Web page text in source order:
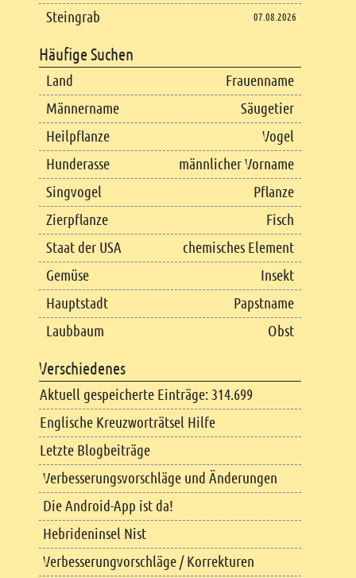
Steingrab 07.08.2026
Häufige Suchen
Land
Frauenname
Männername
Säugetier
Heilpflanze
Vogel
Hunderasse
männlicher Vorname
Singvogel
Pflanze
Zierpflanze
Fisch
Staat der USA
chemisches Element
Gemüse
Insekt
Hauptstadt
Papstname
Laubbaum
Obst
Verschiedenes
Aktuell gespeicherte Einträge: 314.699
Englische Kreuzworträtsel Hilfe
Letzte Blogbeiträge
Verbesserungsvorschläge und Änderungen
Die Android-App ist da!
Hebrideninsel Nist
Verbesserungvorschläge / Korrekturen